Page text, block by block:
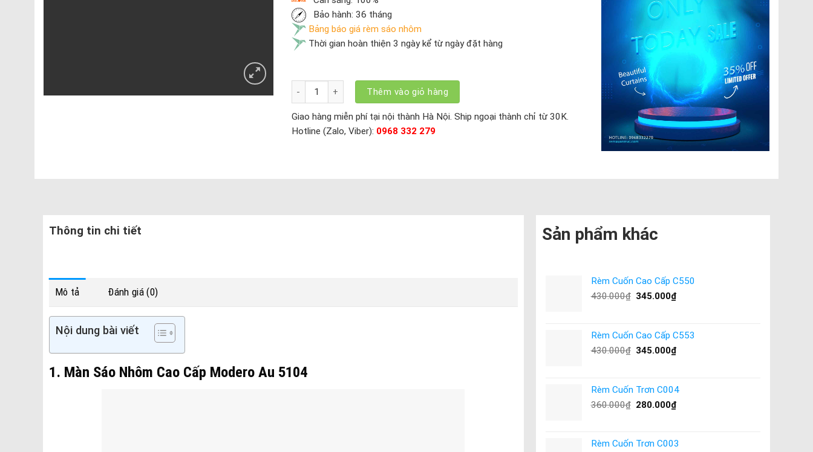
Bảo hành: 36 tháng
Bảng báo giá rèm sáo nhôm
Thời gian hoàn thiện 3 ngày kể từ ngày đặt hàng
Màn Sáo Nhôm Cao Cấp Modero Au 5104 số lượng
Thêm vào giỏ hàng
Giao hàng miễn phí tại nội thành Hà Nội. Ship ngoại thành chỉ từ 30K.
Hotline (Zalo, Viber): 0968 332 279
Thông tin chi tiết
Mô tả Đánh giá (0)
Nội dung bài viết
1. Màn Sáo Nhôm Cao Cấp Modero Au 5104
Sản phẩm khác
Rèm Cuốn Cao Cấp C550
430.000₫ 345.000₫
Rèm Cuốn Cao Cấp C553
430.000₫ 345.000₫
Rèm Cuốn Trơn C004
360.000₫ 280.000₫
Rèm Cuốn Trơn C003